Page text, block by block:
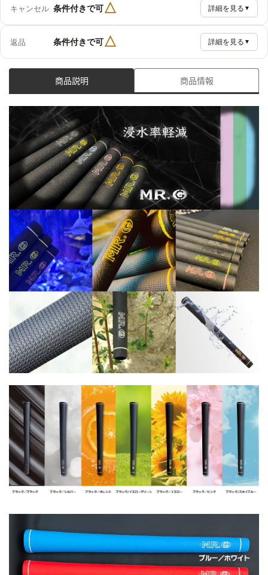
キャンセル 条件付きで可△ 詳細を見る ▼
返品 条件付きで可△ 詳細を見る ▼
商品説明 商品情報